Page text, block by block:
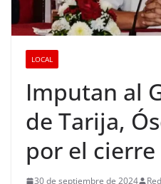
LOCAL
Imputan al
de Tarija,
por el cierre
30 de septiembre de 2024